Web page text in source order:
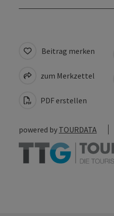
Beitrag merken
zum Merkzettel
PDF erstellen
powered by TOURDATA